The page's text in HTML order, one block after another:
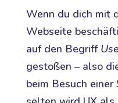
Wenn du dich mit
Webseite
auf den Begriff
gestoßen – also
beim Besuch